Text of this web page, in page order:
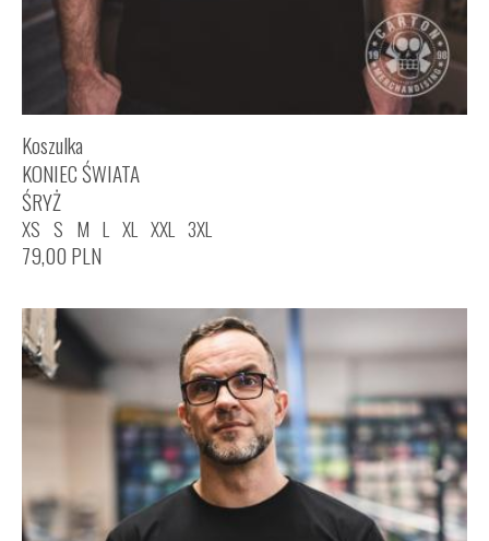
Koszulka
KONIEC ŚWIATA
ŚRYŻ
XS S M L XL XXL 3XL
79,00 PLN